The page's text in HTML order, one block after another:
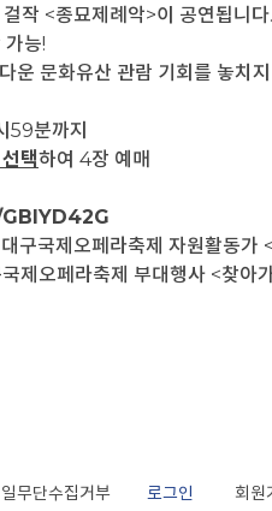
작 <종묘제례악>이 공연됩니다.
능!
운 문화유산 관람 기회를 놓치
분까지
택하여 4장 예매
구국제오페라축제 자원활동
제오페라축제 부대행사 <찾아
무단수집거부 로그인 회원